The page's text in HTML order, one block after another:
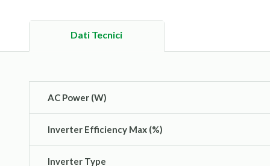
Dati Tecnici
AC Power (W)
Inverter Efficiency Max (%)
Inverter Type